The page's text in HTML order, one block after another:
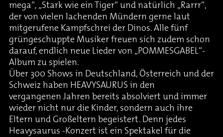
mega“, „Stark wie ein Tiger“ und natürlich „Rarrr“,
der von vielen lachenden Mündern gerne laut
mitgerufene Kampfschrei der Dinos. Alle fünf
grüngeschuppte Musiker freuen sich zudem schon
darauf, endlich neue Lieder von „POMMESGABEL“-
Album zu spielen.
Über 300 Shows in Deutschland, Österreich und der
Schweiz haben HEAVYSAURUS in den
vergangenen Jahren bereits absolviert und immer
wieder nicht nur die Kinder, sondern auch ihre
Eltern und Großeltern begeistert. Denn jedes
Heavysaurus -Konzert ist ein Spektakel für die